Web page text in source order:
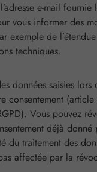
e-mail fournie
vous informer des
exemple de
techniques.
données saisies lors
consentement
Vous pouvez
déjà donné
du traitement des
affectée par la